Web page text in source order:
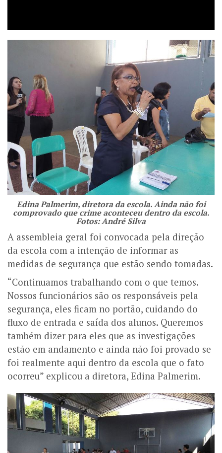
Edina Palmerim, diretora da escola. Ainda não foi
comprovado que crime aconteceu dentro da escola.
Fotos: André Silva
A assembleia geral foi convocada pela direção
da escola com a intenção de informar as
medidas de segurança que estão sendo tomadas.
“Continuamos trabalhando com o que temos.
Nossos funcionários são os responsáveis pela
segurança, eles ficam no portão, cuidando do
fluxo de entrada e saída dos alunos. Queremos
também dizer para eles que as investigações
estão em andamento e ainda não foi provado se
foi realmente aqui dentro da escola que o fato
ocorreu” explicou a diretora, Edina Palmerim.